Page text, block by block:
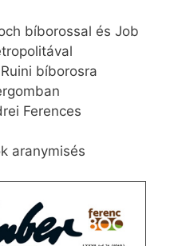
bíborossal és Job
bíborosra
Ferences
aranymisés